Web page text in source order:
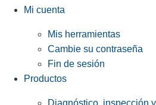
Mi cuenta
Mis herramientas
Cambie su contraseña
Fin de sesión
Productos
Diagnóstico, inspección